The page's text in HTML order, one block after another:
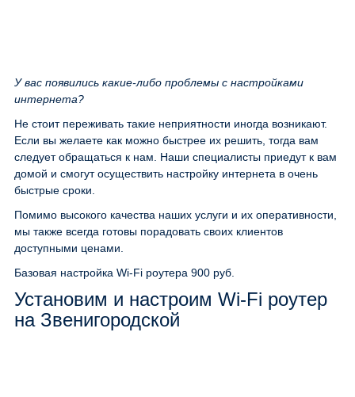
У вас появились какие-либо проблемы с настройками
интернета?
Не стоит переживать такие неприятности иногда возникают.
Если вы желаете как можно быстрее их решить, тогда вам
следует обращаться к нам. Наши специалисты приедут к вам
домой и смогут осуществить настройку интернета в очень
быстрые сроки.
Помимо высокого качества наших услуги и их оперативности,
мы также всегда готовы порадовать своих клиентов
доступными ценами.
Базовая настройка Wi-Fi роутера 900 руб.
Установим и настроим Wi-Fi роутер
на Звенигородской